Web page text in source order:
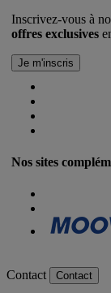
Inscrivez-vous à
offres exclusives
Nos sites
Contact Contact